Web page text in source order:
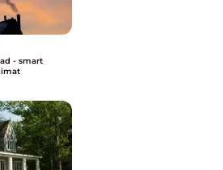
- smart